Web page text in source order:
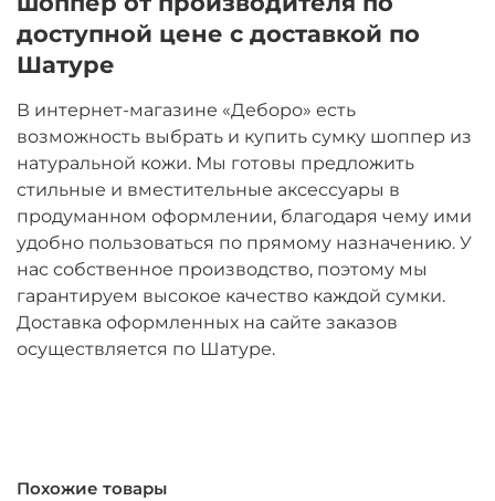
доступной цене с доставкой по
Шатуре
В интернет-магазине «Деборо» есть
возможность выбрать и купить сумку шоппер из
натуральной кожи. Мы готовы предложить
стильные и вместительные аксессуары в
продуманном оформлении, благодаря чему ими
удобно пользоваться по прямому назначению. У
нас собственное производство, поэтому мы
гарантируем высокое качество каждой сумки.
Доставка оформленных на сайте заказов
осуществляется по Шатуре.
Похожие товары